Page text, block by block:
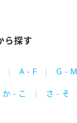
ら探す
A - F G - M
か - こ さ - そ